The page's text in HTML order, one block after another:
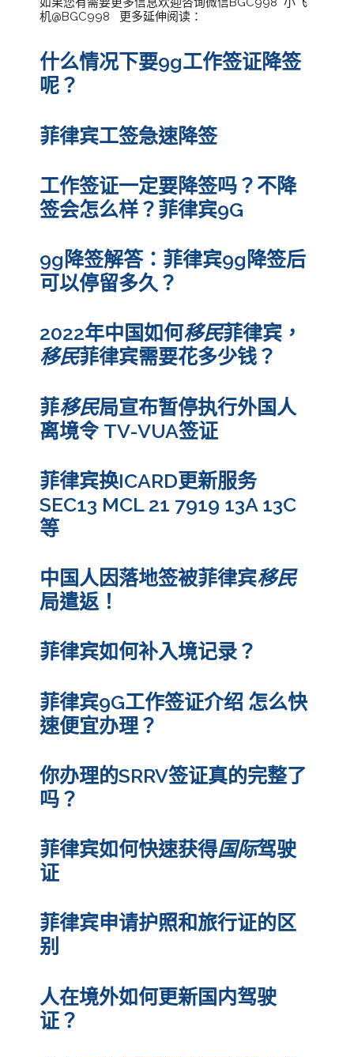
机@BGC998 更多延伸阅读：
什么情况下要9g工作签证降签
呢？
菲律宾工签急速降签
工作签证一定要降签吗？不降
签会怎么样？菲律宾9G
9g降签解答：菲律宾9g降签后
可以停留多久？
2022年中国如何移民菲律宾，
移民菲律宾需要花多少钱？
菲移民局宣布暂停执行外国人
离境令 TV-VUA签证
菲律宾换ICARD更新服务
SEC13 MCL 21 7919 13A 13C
等
中国人因落地签被菲律宾移民
局遣返！
菲律宾如何补入境记录？
菲律宾9G工作签证介绍 怎么快
速便宜办理？
你办理的SRRV签证真的完整了
吗？
菲律宾如何快速获得国际驾驶
证
菲律宾申请护照和旅行证的区
别
人在境外如何更新国内驾驶
证？